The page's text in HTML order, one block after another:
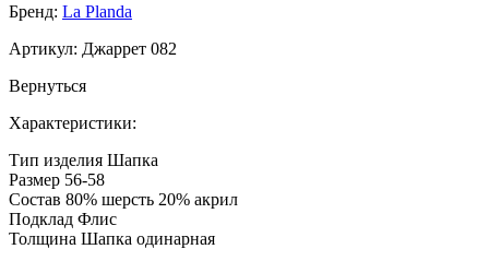
Бренд: La Planda
Артикул: Джаррет 082
Вернуться
Характеристики:
Тип изделия Шапка
Размер 56-58
Состав 80% шерсть 20% акрил
Подклад Флис
Толщина Шапка одинарная